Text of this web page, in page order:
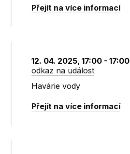
Přejít na více informací
12. 04. 2025, 17:00 - 17:00
odkaz na událost
Havárie vody
Přejít na více informací